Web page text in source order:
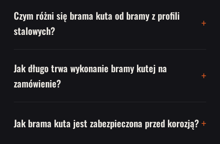
Czym różni się brama kuta od bramy z profili
stalowych?
Jak długo trwa wykonanie bramy kutej na
zamówienie?
Jak brama kuta jest zabezpieczona przed korozją?